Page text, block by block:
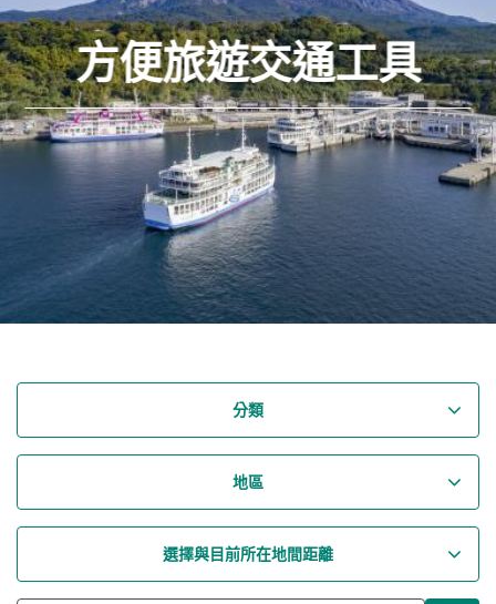
方便旅遊交通工具
分類
地區
選擇與目前所在地間距離